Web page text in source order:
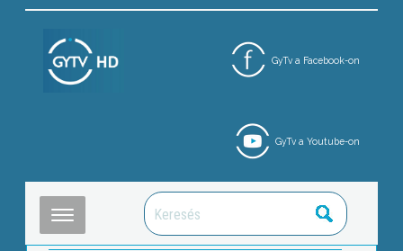
GyTv a Facebook-on
GyTv a Youtube-on